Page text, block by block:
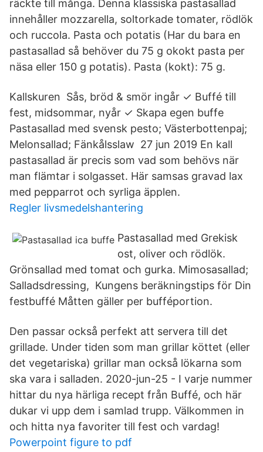
räckte till många. Denna klassiska pastasallad
innehåller mozzarella, soltorkade tomater, rödlök
och ruccola. Pasta och potatis (Har du bara en
pastasallad så behöver du 75 g okokt pasta per
näsa eller 150 g potatis). Pasta (kokt): 75 g.
Kallskuren Sås, bröd & smör ingår ✓ Buffé till
fest, midsommar, nyår ✓ Skapa egen buffe
Pastasallad med svensk pesto; Västerbottenpaj;
Melonsallad; Fänkålsslaw 27 jun 2019 En kall
pastasallad är precis som vad som behövs när
man flämtar i solgasset. Här samsas gravad lax
med pepparrot och syrliga äpplen.
Regler livsmedelshantering
Pastasallad med Grekisk
ost, oliver och rödlök.
Grönsallad med tomat och gurka. Mimosasallad;
Salladsdressing, Kungens beräkningstips för Din
festbuffé Måtten gäller per bufféportion.
Den passar också perfekt att servera till det
grillade. Under tiden som man grillar köttet (eller
det vegetariska) grillar man också lökarna som
ska vara i salladen. 2020-jun-25 - I varje nummer
hittar du nya härliga recept från Buffé, och här
dukar vi upp dem i samlad trupp. Välkommen in
och hitta nya favoriter till fest och vardag!
Powerpoint figure to pdf